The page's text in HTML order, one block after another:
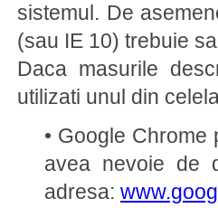
sistemul. De
(sau IE 10) trebuie
Daca masurile
utilizati unul din
• Google
avea nevoie de
adresa: